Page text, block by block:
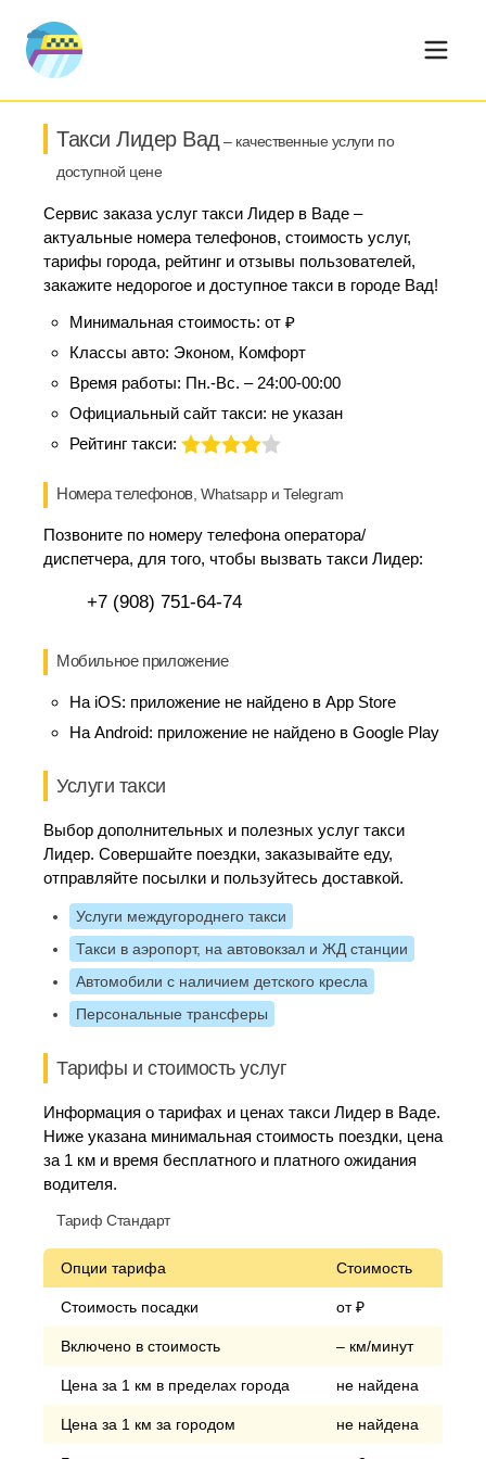
Такси Лидер Вад – качественные услуги по
доступной цене
Сервис заказа услуг такси Лидер в Ваде –
актуальные номера телефонов, стоимость услуг,
тарифы города, рейтинг и отзывы пользователей,
закажите недорогое и доступное такси в городе Вад!
Минимальная стоимость: от ₽
Классы авто: Эконом, Комфорт
Время работы: Пн.-Вс. – 24:00-00:00
Официальный сайт такси: не указан
Рейтинг такси:
Номера телефонов, Whatsapp и Telegram
Позвоните по номеру телефона оператора/
диспетчера, для того, чтобы вызвать такси Лидер:
+7 (908) 751-64-74
Мобильное приложение
На iOS: приложение не найдено в App Store
На Android: приложение не найдено в Google Play
Услуги такси
Выбор дополнительных и полезных услуг такси
Лидер. Совершайте поездки, заказывайте еду,
отправляйте посылки и пользуйтесь доставкой.
Услуги междугороднего такси
Такси в аэропорт, на автовокзал и ЖД станции
Автомобили с наличием детского кресла
Персональные трансферы
Тарифы и стоимость услуг
Информация о тарифах и ценах такси Лидер в Ваде.
Ниже указана минимальная стоимость поездки, цена
за 1 км и время бесплатного и платного ожидания
водителя.
Тариф Стандарт
Опции тарифа Стоимость
Стоимость посадки от ₽
Включено в стоимость – км/минут
Цена за 1 км в пределах города не найдена
Цена за 1 км за городом не найдена